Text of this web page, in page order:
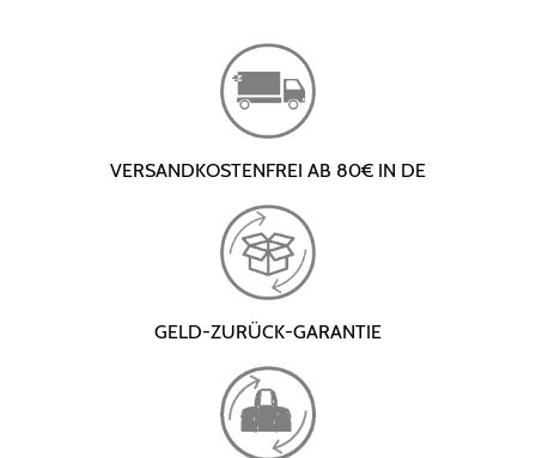
VERSANDKOSTENFREI AB 80€ IN DE
GELD-ZURÜCK-GARANTIE